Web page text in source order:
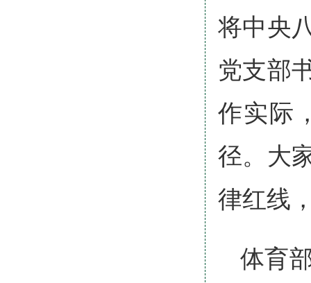
将中央
党支部
作实际
径。大
律红线
体育